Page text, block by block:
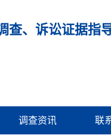
查、诉讼证据指
调查资讯 联